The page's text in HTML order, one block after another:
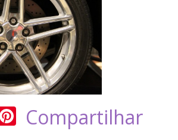
Pi
Compartilhar